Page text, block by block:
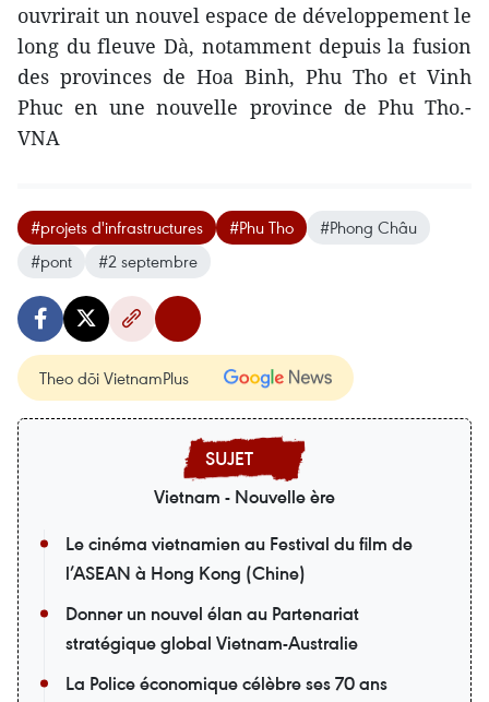
ouvrirait un nouvel espace de développement le
long du fleuve Dà, notamment depuis la fusion
des provinces de Hoa Binh, Phu Tho et Vinh
Phuc en une nouvelle province de Phu Tho.-
VNA
#projets d'infrastructures #Phu Tho
#Phong Châu
#pont
#2 septembre
Theo dõi VietnamPlus
Vietnam - Nouvelle ère
Le cinéma vietnamien au Festival du film de
l’ASEAN à Hong Kong (Chine)
Donner un nouvel élan au Partenariat
stratégique global Vietnam-Australie
La Police économique célèbre ses 70 ans